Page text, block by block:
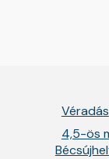
Véradás
4,5-ös